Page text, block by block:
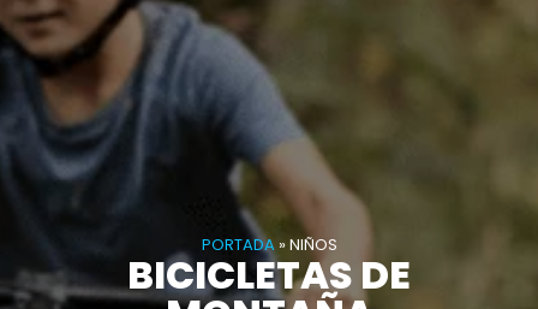
PORTADA»NIÑOS
BICICLETAS DE